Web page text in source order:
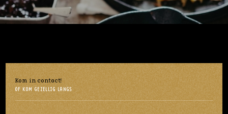
Kom in contact!
OF KOM GEZELLIG LANGS